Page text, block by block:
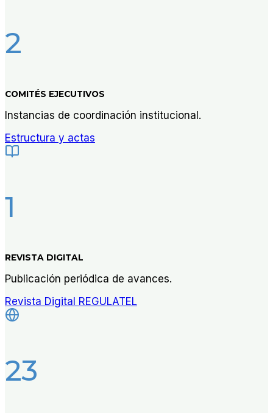
2
COMITÉS EJECUTIVOS
Instancias de coordinación institucional.
Estructura y actas
1
REVISTA DIGITAL
Publicación periódica de avances.
Revista Digital REGULATEL
23